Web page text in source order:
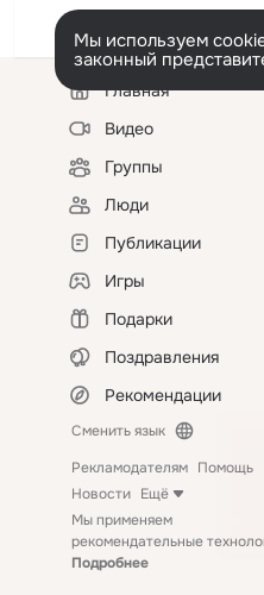
Мы используем
законный
Левая
колонкаГлавная
Видео
Группы
Люди
Публикации
Игры
Подарки
Поздравления
Рекомендации
Сменить язык
Рекламодателям Помощь
Новости Ещё
Мы применяем
рекомендательные
Подробнее